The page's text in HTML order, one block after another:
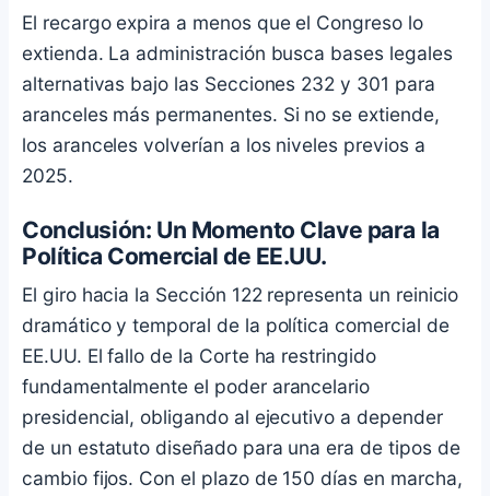
El recargo expira a menos que el Congreso lo
extienda. La administración busca bases legales
alternativas bajo las Secciones 232 y 301 para
aranceles más permanentes. Si no se extiende,
los aranceles volverían a los niveles previos a
2025.
Conclusión: Un Momento Clave para la
Política Comercial de EE.UU.
El giro hacia la Sección 122 representa un reinicio
dramático y temporal de la política comercial de
EE.UU. El fallo de la Corte ha restringido
fundamentalmente el poder arancelario
presidencial, obligando al ejecutivo a depender
de un estatuto diseñado para una era de tipos de
cambio fijos. Con el plazo de 150 días en marcha,